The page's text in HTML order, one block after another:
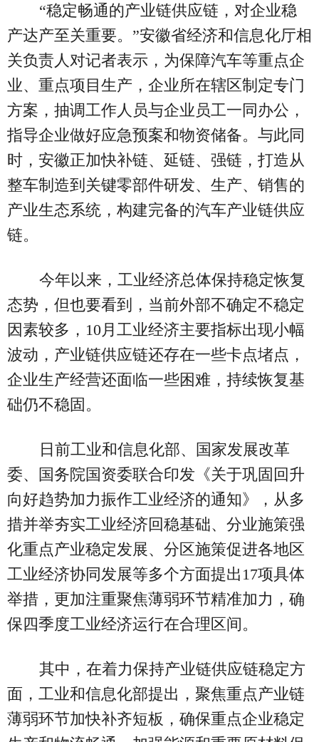
“稳定畅通的产业链供应链，对企业稳
产达产至关重要。”安徽省经济和信息化厅相
关负责人对记者表示，为保障汽车等重点企
业、重点项目生产，企业所在辖区制定专门
方案，抽调工作人员与企业员工一同办公，
指导企业做好应急预案和物资储备。与此同
时，安徽正加快补链、延链、强链，打造从
整车制造到关键零部件研发、生产、销售的
产业生态系统，构建完备的汽车产业链供应
链。
今年以来，工业经济总体保持稳定恢复
态势，但也要看到，当前外部不确定不稳定
因素较多，10月工业经济主要指标出现小幅
波动，产业链供应链还存在一些卡点堵点，
企业生产经营还面临一些困难，持续恢复基
础仍不稳固。
日前工业和信息化部、国家发展改革
委、国务院国资委联合印发《关于巩固回升
向好趋势加力振作工业经济的通知》，从多
措并举夯实工业经济回稳基础、分业施策强
化重点产业稳定发展、分区施策促进各地区
工业经济协同发展等多个方面提出17项具体
举措，更加注重聚焦薄弱环节精准加力，确
保四季度工业经济运行在合理区间。
其中，在着力保持产业链供应链稳定方
面，工业和信息化部提出，聚焦重点产业链
薄弱环节加快补齐短板，确保重点企业稳定